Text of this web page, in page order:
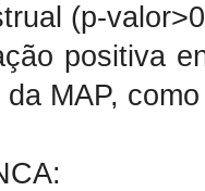
(p-
positiva
MAP,